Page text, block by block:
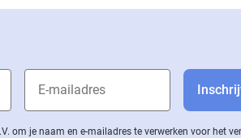
om je naam en e-mailadres te verwerken voor het